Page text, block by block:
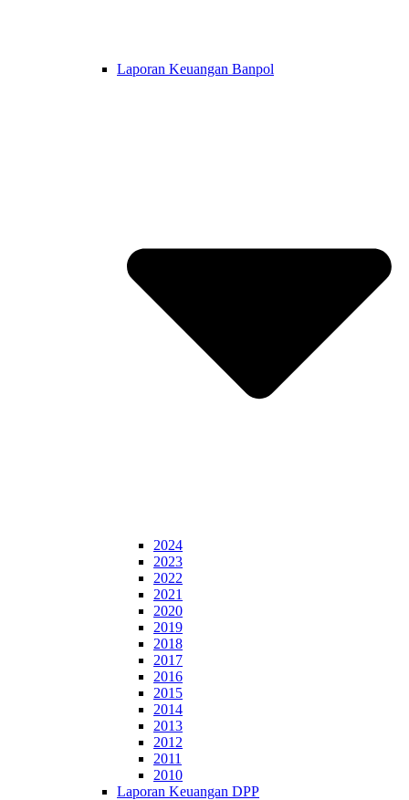
Laporan Keuangan Banpol
2024
2023
2022
2021
2020
2019
2018
2017
2016
2015
2014
2013
2012
2011
2010
Laporan Keuangan DPP